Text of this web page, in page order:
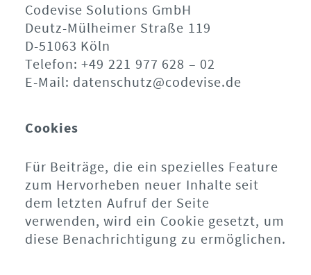
Codevise Solutions GmbH
Deutz-Mülheimer Straße 119
D-51063 Köln
Telefon: +49 221 977 628 – 02
E-Mail: datenschutz@codevise.de
Cookies
Für Beiträge, die ein spezielles Feature
zum Hervorheben neuer Inhalte seit
dem letzten Aufruf der Seite
verwenden, wird ein Cookie gesetzt, um
diese Benachrichtigung zu ermöglichen.